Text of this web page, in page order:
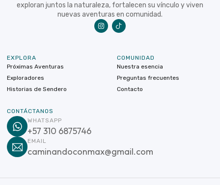
exploran juntos la naturaleza, fortalecen su vínculo y viven
nuevas aventuras en comunidad.
EXPLORA
Próximas Aventuras
Exploradores
Historias de Sendero
COMUNIDAD
Nuestra esencia
Preguntas frecuentes
Contacto
CONTÁCTANOS
WHATSAPP
+57 310 6875746
EMAIL
caminandoconmax@gmail.com